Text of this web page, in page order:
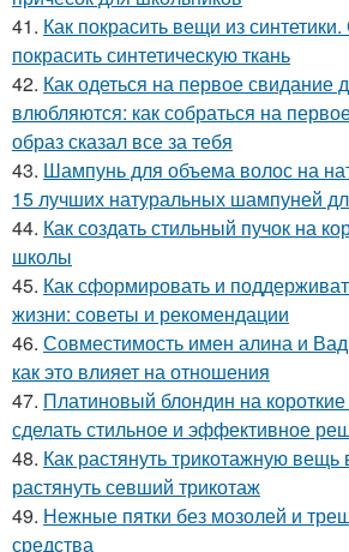
41. Как покрасить вещи из
покрасить синтетическую ткань
42. Как одеться на первое свидание
влюбляются: как собраться на
образ сказал все за тебя
43. Шампунь для объема волос на
15 лучших натуральных шампуней
44. Как создать стильный пучок на
школы
45. Как сформировать и
жизни: советы и рекомендации
46. Совместимость имен алина и
как это влияет на отношения
47. Платиновый блондин на
сделать стильное и эффективное
48. Как растянуть трикотажную
растянуть севший трикотаж
49. Нежные пятки без мозолей и
средства